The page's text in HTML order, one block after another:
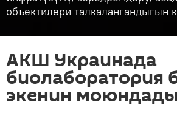
объектилери талкалангандыгын
АКШ Украинада
биолаборатория
экенин